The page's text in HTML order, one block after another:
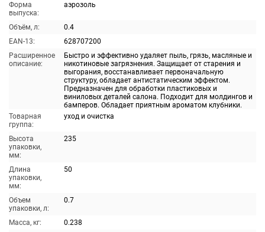
Форма
выпуска:
аэрозоль
Объём, л:
0.4
EAN-13:
628707200
Расширенное
описание:
Быстро и эффективно удаляет пыль, грязь, масляные и
никотиновые загрязнения. Защищает от старения и
выгорания, восстанавливает первоначальную
структуру, обладает антистатическим эффектом.
Предназначен для обработки пластиковых и
виниловых деталей салона. Подходит для молдингов и
бамперов. Обладает приятным ароматом клубники.
Товарная
группа:
уход и очистка
Высота
упаковки,
мм:
235
Длина
упаковки,
мм:
50
Объем
упаковки, л:
0.7
Масса, кг:
0.238